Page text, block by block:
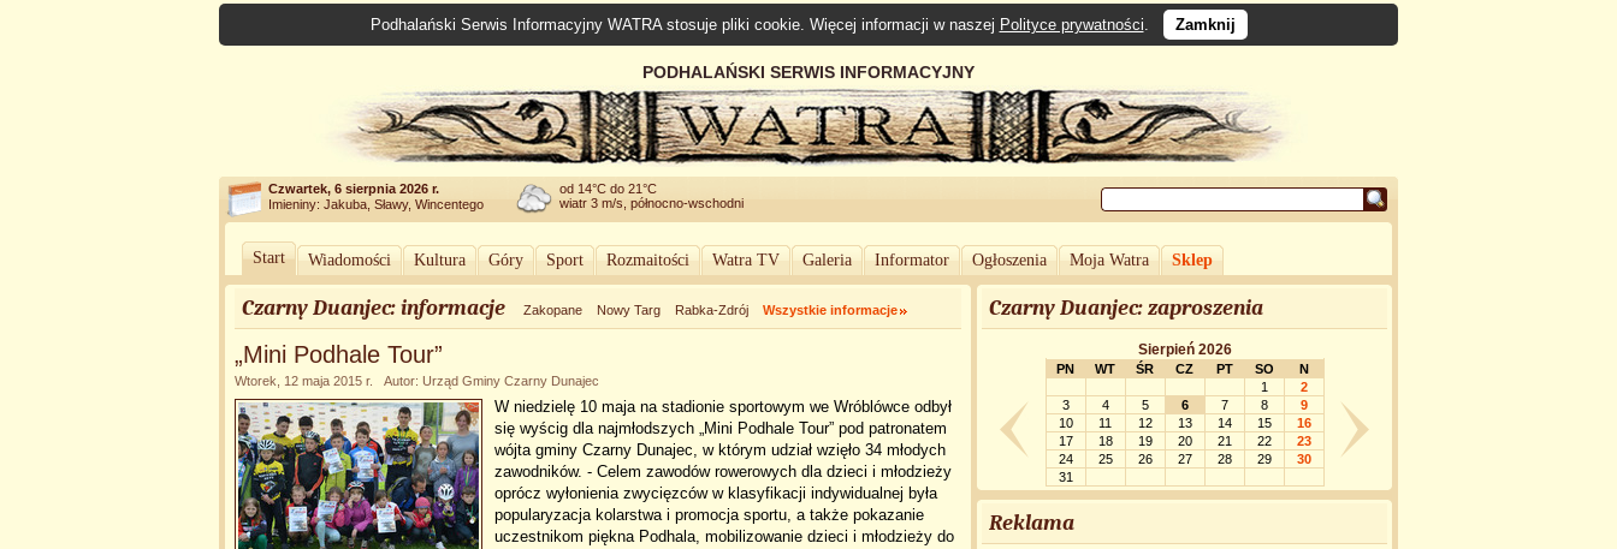
Podhalański Serwis Informacyjny WATRA stosuje pliki cookie. Więcej informacji w naszej Polityce prywatności. Zamknij
PODHALAŃSKI SERWIS INFORMACYJNY
Czwartek, 6 sierpnia 2026 r.
Imieniny: Jakuba, Sławy, Wincentego
od 14°C do 21°C
wiatr 3 m/s, północno-wschodni
Start Wiadomości Kultura Góry Sport Rozmaitości Watra TV Galeria Informator Ogłoszenia Moja Watra Sklep
Czarny Duanjec: informacje Zakopane Nowy Targ Rabka-Zdrój Wszystkie informacje
„Mini Podhale Tour”
Wtorek, 12 maja 2015 r. Autor: Urząd Gminy Czarny Dunajec
W niedzielę 10 maja na stadionie sportowym we Wróblówce odbył
się wyścig dla najmłodszych „Mini Podhale Tour” pod patronatem
wójta gminy Czarny Dunajec, w którym udział wzięło 34 młodych
zawodników. - Celem zawodów rowerowych dla dzieci i młodzieży
oprócz wyłonienia zwycięzców w klasyfikacji indywidualnej była
popularyzacja kolarstwa i promocja sportu, a także pokazanie
uczestnikom piękna Podhala, mobilizowanie dzieci i młodzieży do
Czarny Duanjec: zaproszenia
Sierpień 2026
PN WT ŚR CZ PT SO
N
1
2
3
4 5 6 7 8
9
10
11 12 13 14 15
16
17
18 19 20 21 22
23
24
25 26 27 28 29
30
31
Reklama